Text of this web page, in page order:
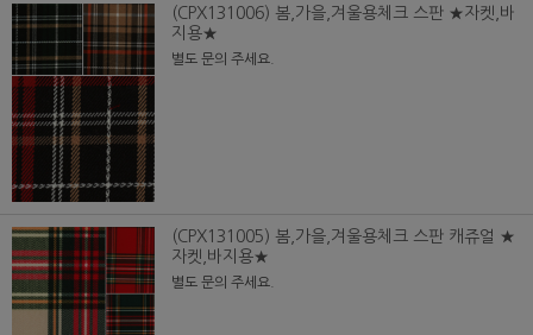
(CPX131006) 봄,가을,겨울용체크 스판 ★자켓,바
지용★
별도 문의 주세요.
(CPX131005) 봄,가을,겨울용체크 스판 캐쥬얼 ★
자켓,바지용★
별도 문의 주세요.